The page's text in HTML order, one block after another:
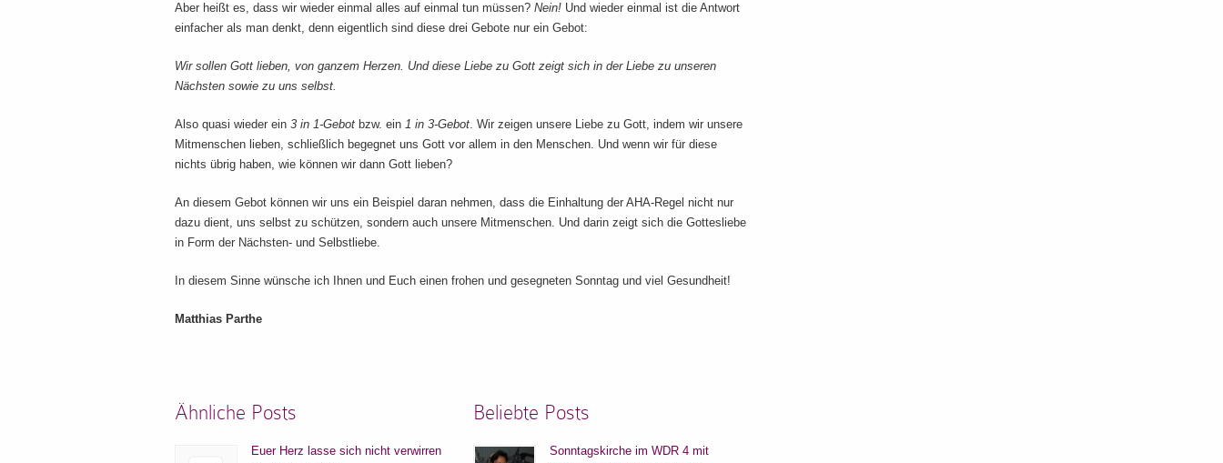
Aber heißt es, dass wir wieder einmal alles auf einmal tun müssen? Nein! Und wieder einmal ist die Antwort
einfacher als man denkt, denn eigentlich sind diese drei Gebote nur ein Gebot:
Wir sollen Gott lieben, von ganzem Herzen. Und diese Liebe zu Gott zeigt sich in der Liebe zu unseren
Nächsten sowie zu uns selbst.
Also quasi wieder ein 3 in 1-Gebot bzw. ein 1 in 3-Gebot. Wir zeigen unsere Liebe zu Gott, indem wir unsere
Mitmenschen lieben, schließlich begegnet uns Gott vor allem in den Menschen. Und wenn wir für diese
nichts übrig haben, wie können wir dann Gott lieben?
An diesem Gebot können wir uns ein Beispiel daran nehmen, dass die Einhaltung der AHA-Regel nicht nur
dazu dient, uns selbst zu schützen, sondern auch unsere Mitmenschen. Und darin zeigt sich die Gottesliebe
in Form der Nächsten- und Selbstliebe.
In diesem Sinne wünsche ich Ihnen und Euch einen frohen und gesegneten Sonntag und viel Gesundheit!
Matthias Parthe
Ähnliche Posts
Euer Herz lasse sich nicht verwirren
Beliebte Posts
Sonntagskirche im WDR 4 mit